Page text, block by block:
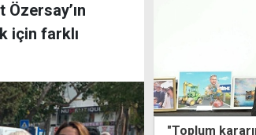
için farklı